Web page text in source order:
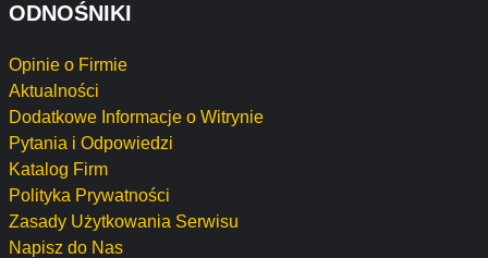
ODNOŚNIKI
Opinie o Firmie
Aktualności
Dodatkowe Informacje o Witrynie
Pytania i Odpowiedzi
Katalog Firm
Polityka Prywatności
Zasady Użytkowania Serwisu
Napisz do Nas